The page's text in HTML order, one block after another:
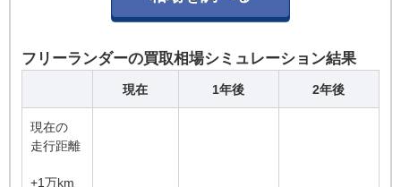
フリーランダーの買取相場シミュレーション結果
現在 1年後 2年後
現在の
走行距離
+1万km